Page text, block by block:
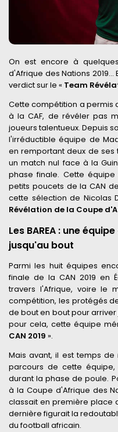
On est encore à
d'Afrique des Nations 2019…
verdict sur le « Team
Cette compétition a permis
à la CAF, de révéler pas
joueurs talentueux. Depuis
l'irréductible équipe de
en remportant deux de
un match nul face à la
phase finale. Cette
petits poucets de la CAN
cette sélection de Nicolas
Révélation de la Coupe
Les BAREA : une
jusqu'au bout
Parmi les huit équipes
finale de la CAN 2019 en
travers l'Afrique, voire le
compétition, les protégés
de bout en bout pour arriver
pour cela, cette équipe
CAN 2019 ».
Mais avant, il est temps
parcours de cette
durant la phase de poule.
à la Coupe d'Afrique des
classait en première place
dernière figurait la
du football africain.